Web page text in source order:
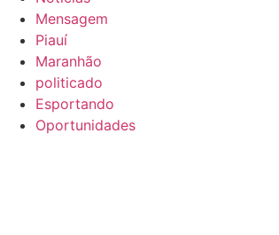
Mensagem
Piauí
Maranhão
politicado
Esportando
Oportunidades